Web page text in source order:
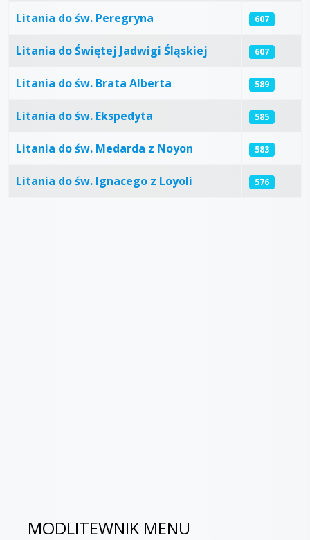
Litania do św. Peregryna 607
Litania do Świętej Jadwigi Śląskiej 607
Litania do św. Brata Alberta 589
Litania do św. Ekspedyta 585
Litania do św. Medarda z Noyon 583
Litania do św. Ignacego z Loyoli 576
MODLITEWNIK MENU